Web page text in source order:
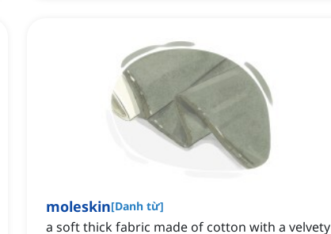
moleskin[Danh từ]
a soft thick fabric made of cotton with a velvety